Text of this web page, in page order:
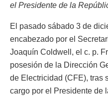
el Presidente de la
El pasado sábado 3 de
encabezado por el
Joaquín Coldwell, el c. p.
posesión de la Dirección
de Electricidad (CFE), tras
cargo por el Presidente de